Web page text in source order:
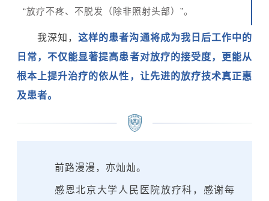
“放疗不疼、不脱发（除非照射头部）”。
我深知，这样的患者沟通将成为我日后工作中的
日常，不仅能显著提高患者对放疗的接受度，更能从
根本上提升治疗的依从性，让先进的放疗技术真正惠
及患者。
前路漫漫，亦灿灿。
感恩北京大学人民医院放疗科，感谢每